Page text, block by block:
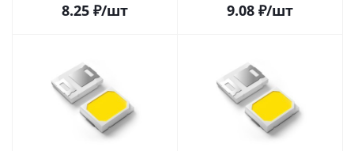
8.25 ₽/шт 9.08 ₽/шт